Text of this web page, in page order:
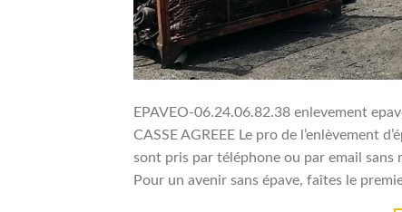
EPAVEO-06.24.06.82.38 enlevement
CASSE AGREEE Le pro de l’enlèvement
sont pris par téléphone ou par email sans
Pour un avenir sans épave, faîtes le